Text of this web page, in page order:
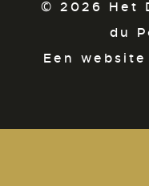
© 2026 Het
du
Een